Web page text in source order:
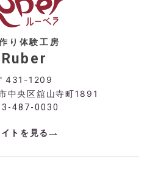
り体験工房
Ruber
431-1209
中央区舘山寺町1891
487-0030
トを見る